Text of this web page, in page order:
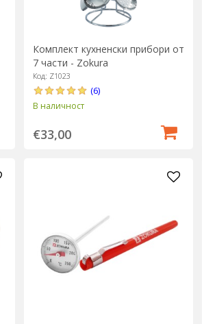
Комплект кухненски прибори от
7 части - Zokura
Код: Z1023
(6)
В наличност
€33,00